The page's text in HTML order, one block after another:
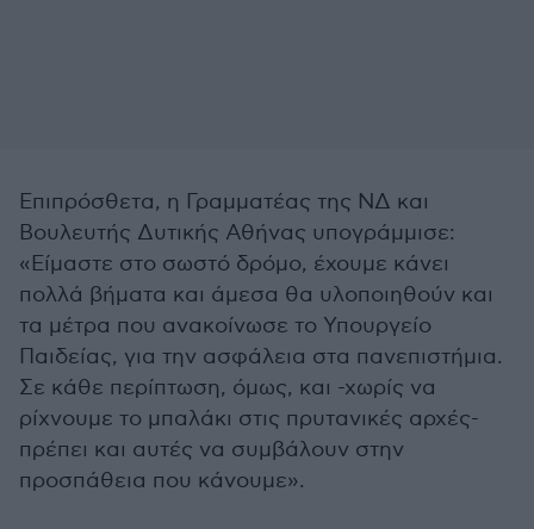
Επιπρόσθετα, η Γραμματέας της ΝΔ και
Βουλευτής Δυτικής Αθήνας υπογράμμισε:
«Είμαστε στο σωστό δρόμο, έχουμε κάνει
πολλά βήματα και άμεσα θα υλοποιηθούν και
τα μέτρα που ανακοίνωσε το Υπουργείο
Παιδείας, για την ασφάλεια στα πανεπιστήμια.
Σε κάθε περίπτωση, όμως, και -χωρίς να
ρίχνουμε το μπαλάκι στις πρυτανικές αρχές-
πρέπει και αυτές να συμβάλουν στην
προσπάθεια που κάνουμε».